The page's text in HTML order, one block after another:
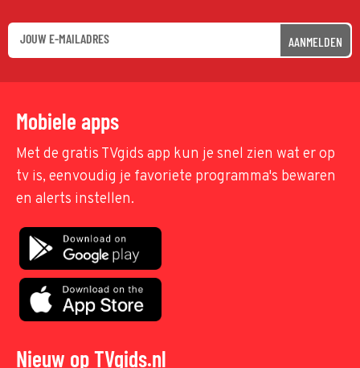
AANMELDEN
Mobiele apps
Met de gratis TVgids app kun je snel zien wat er op
tv is, eenvoudig je favoriete programma's bewaren
en alerts instellen.
Nieuw op TVgids.nl